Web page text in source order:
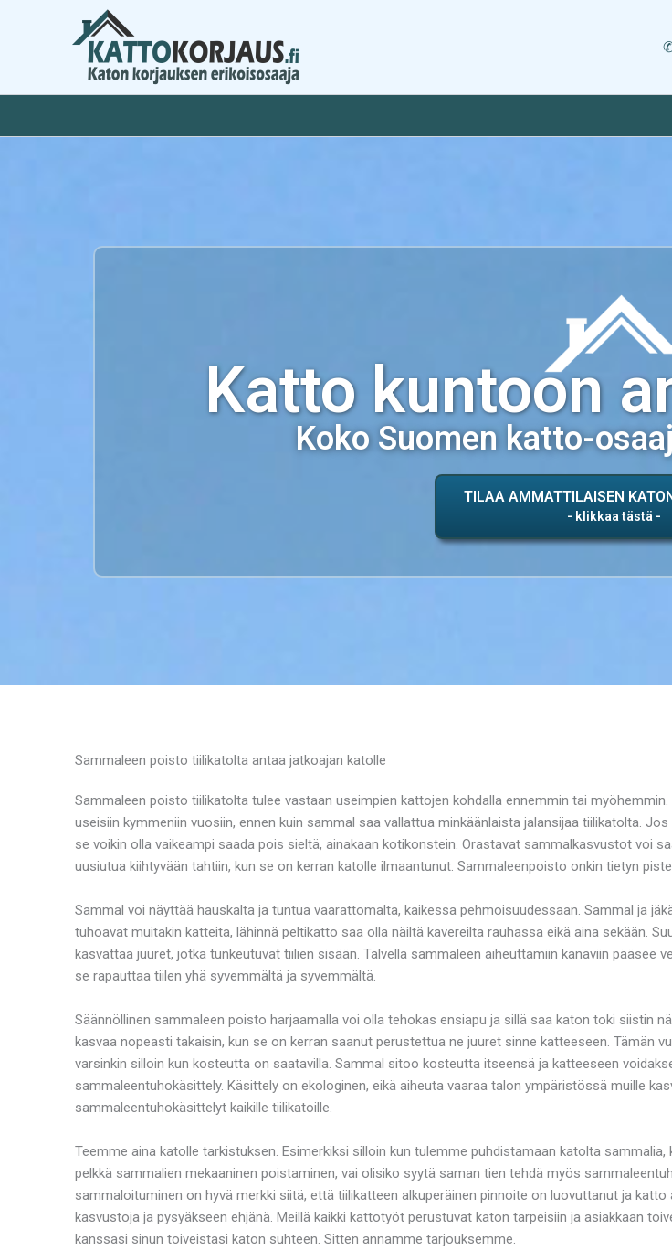
Katto kuntoon
Koko Suomen katto-
TILAA AMMATTILAISEN
Sammaleen poisto tiilikatolta antaa jatkoajan katolle
Sammaleen poisto tiilikatolta tulee vastaan useimpien kattojen kohdalla ennemmin tai
useisiin kymmeniin vuosiin, ennen kuin sammal saa vallattua minkäänlaista jalansijaa tiilikatolta.
se voikin olla vaikeampi saada pois sieltä, ainakaan kotikonstein. Orastavat sammalkasvustot voi
uusiutua kiihtyvään tahtiin, kun se on kerran katolle ilmaantunut. Sammaleenpoisto onkin tietyn
Sammal voi näyttää hauskalta ja tuntua vaarattomalta, kaikessa pehmoisuudessaan. Sammal ja
tuhoavat muitakin katteita, lähinnä peltikatto saa olla näiltä kavereilta rauhassa eikä aina sekään.
kasvattaa juuret, jotka tunkeutuvat tiilien sisään. Talvella sammaleen aiheuttamiin kanaviin pääsee
se rapauttaa tiilen yhä syvemmältä ja syvemmältä.
Säännöllinen sammaleen poisto harjaamalla voi olla tehokas ensiapu ja sillä saa katon toki siistin
kasvaa nopeasti takaisin, kun se on kerran saanut perustettua ne juuret sinne katteeseen. Tämän
varsinkin silloin kun kosteutta on saatavilla. Sammal sitoo kosteutta itseensä ja katteeseen
sammaleentuhokäsittely. Käsittely on ekologinen, eikä aiheuta vaaraa talon ympäristössä muille
sammaleentuhokäsittelyt kaikille tiilikatoille.
Teemme aina katolle tarkistuksen. Esimerkiksi silloin kun tulemme puhdistamaan katolta
pelkkä sammalien mekaaninen poistaminen, vai olisiko syytä saman tien tehdä myös
sammaloituminen on hyvä merkki siitä, että tiilikatteen alkuperäinen pinnoite on luovuttanut ja
kasvustoja ja pysyäkseen ehjänä. Meillä kaikki kattotyöt perustuvat katon tarpeisiin ja asiakkaan
kanssasi sinun toiveistasi katon suhteen. Sitten annamme tarjouksemme.